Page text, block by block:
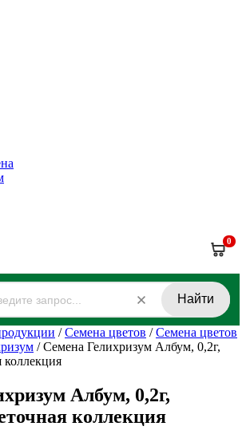
0
Найти
/Семена цветов /Семена цветов
/Семена Гелихризум Албум, 0,2г,
Албум, 0,2г,
коллекция